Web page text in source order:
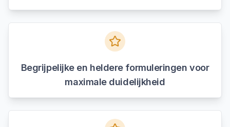
Begrijpelijke en heldere formuleringen voor
maximale duidelijkheid